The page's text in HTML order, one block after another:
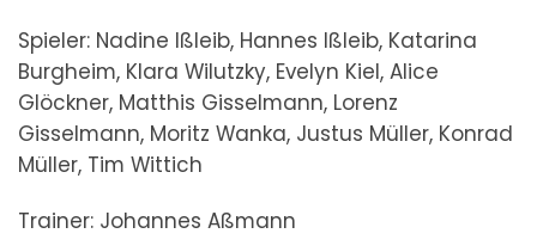
Spieler: Nadine Ißleib, Hannes Ißleib, Katarina
Burgheim, Klara Wilutzky, Evelyn Kiel, Alice
Glöckner, Matthis Gisselmann, Lorenz
Gisselmann, Moritz Wanka, Justus Müller, Konrad
Müller, Tim Wittich
Trainer: Johannes Aßmann